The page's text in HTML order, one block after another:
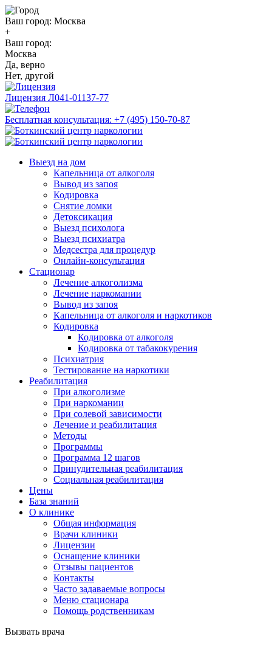
Ваш город: Москва
+
Ваш город:
Москва
Да, верно
Нет, другой
Лицензия Л041-01137-77
Бесплатная консультация: +7 (495) 150-70-87
Выезд на дом
Капельница от алкоголя
Вывод из запоя
Кодировка
Снятие ломки
Детоксикация
Выезд психолога
Выезд психиатра
Медсестра для процедур
Онлайн-консультация
Стационар
Лечение алкоголизма
Лечение наркомании
Вывод из запоя
Капельница от алкоголя и наркотиков
Кодировка
Кодировка от алкоголя
Кодировка от табакокурения
Психиатрия
Тестирование на наркотики
Реабилитация
При алкоголизме
При наркомании
При солевой зависимости
Лечение и реабилитация
Методы
Программы
Программа 12 шагов
Принудительная реабилитация
Социальная реабилитация
Цены
База знаний
О клинике
Общая информация
Врачи клиники
Лицензии
Оснащение клиники
Отзывы пациентов
Контакты
Часто задаваемые вопросы
Меню стационара
Помощь родственникам
Вызвать врача